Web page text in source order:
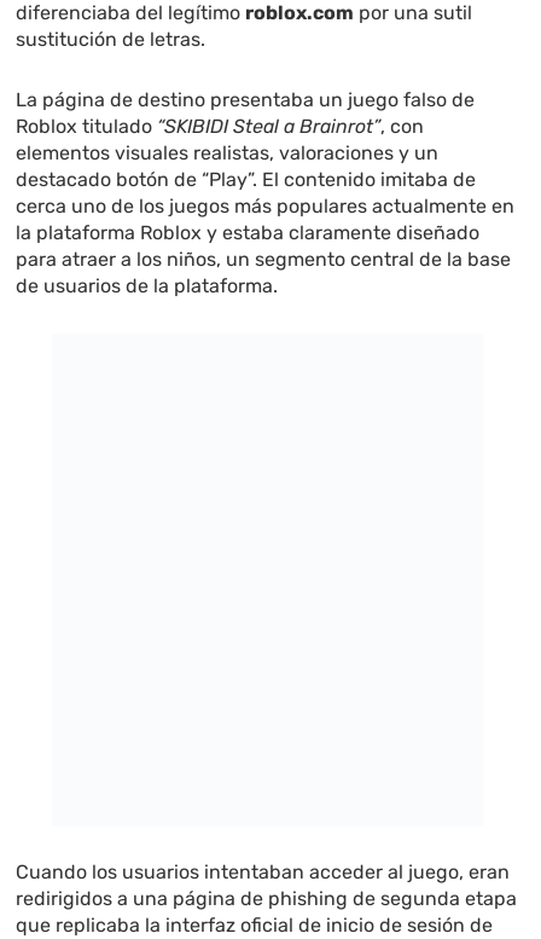
diferenciaba del legítimo roblox.com por una sutil
sustitución de letras.
La página de destino presentaba un juego falso de
Roblox titulado “SKIBIDI Steal a Brainrot”, con
elementos visuales realistas, valoraciones y un
destacado botón de “Play”. El contenido imitaba de
cerca uno de los juegos más populares actualmente en
la plataforma Roblox y estaba claramente diseñado
para atraer a los niños, un segmento central de la base
de usuarios de la plataforma.
Cuando los usuarios intentaban acceder al juego, eran
redirigidos a una página de phishing de segunda etapa
que replicaba la interfaz oficial de inicio de sesión de